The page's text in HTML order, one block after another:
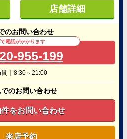
店舗詳細
のお問い合わせ
電話がかかります
955-199
間｜8:30～21:00
でのお問い合わせ
件をお問い合わせ
来店予約